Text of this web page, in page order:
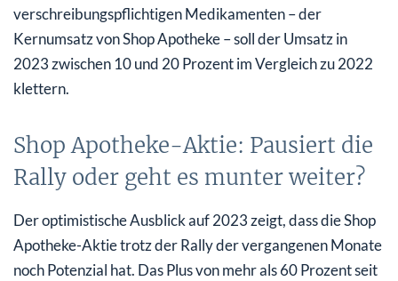
verschreibungspflichtigen Medikamenten – der
Kernumsatz von Shop Apotheke – soll der Umsatz in
2023 zwischen 10 und 20 Prozent im Vergleich zu 2022
klettern.
Shop Apotheke-Aktie: Pausiert die
Rally oder geht es munter weiter?
Der optimistische Ausblick auf 2023 zeigt, dass die Shop
Apotheke-Aktie trotz der Rally der vergangenen Monate
noch Potenzial hat. Das Plus von mehr als 60 Prozent seit